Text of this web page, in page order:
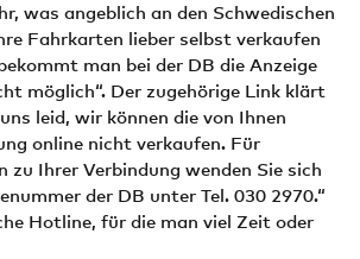
was angeblich an den Schwedischen
Fahrkarten lieber selbst verkaufen
man bei der DB die Anzeige
möglich“. Der zugehörige Link klärt
leid, wir können die von Ihnen
online nicht verkaufen. Für
zu Ihrer Verbindung wenden Sie sich
der DB unter Tel. 030 2970.“
Hotline, für die man viel Zeit oder